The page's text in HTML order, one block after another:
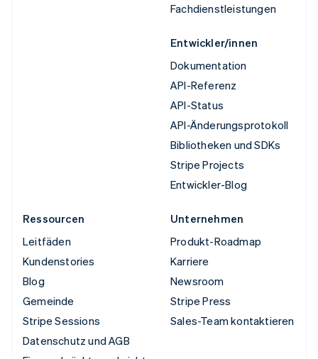
Fachdienstleistungen
Entwickler/innen
Dokumentation
API-Referenz
API-Status
API-Änderungsprotokoll
Bibliotheken und SDKs
Stripe Projects
Entwickler-Blog
Ressourcen
Leitfäden
Kundenstories
Blog
Gemeinde
Stripe Sessions
Datenschutz und AGB
Unternehmen
Produkt-Roadmap
Karriere
Newsroom
Stripe Press
Sales-Team kontaktieren